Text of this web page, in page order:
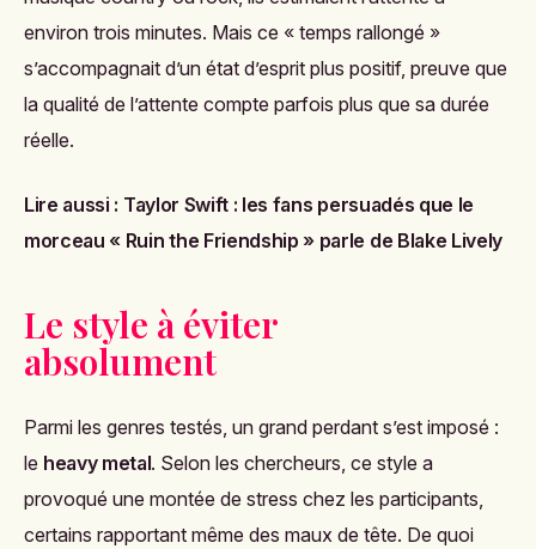
environ trois minutes. Mais ce « temps rallongé »
s’accompagnait d’un état d’esprit plus positif, preuve que
la qualité de l’attente compte parfois plus que sa durée
réelle.
Lire aussi : Taylor Swift : les fans persuadés que le
morceau « Ruin the Friendship » parle de Blake Lively
Le style à éviter
absolument
Parmi les genres testés, un grand perdant s’est imposé :
le heavy metal. Selon les chercheurs, ce style a
provoqué une montée de stress chez les participants,
certains rapportant même des maux de tête. De quoi